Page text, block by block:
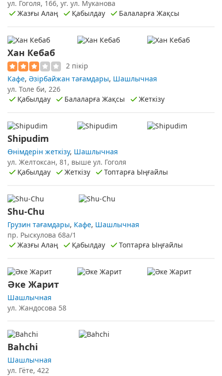
ул. Гоголя, 166, уг. ул. Муканова
Жазғы Алаң
Қабылдау Балаларға Жақсы
Хан Кебаб
2 пікір
Кафе, Әзірбайжан тағамдары, Шашлычная
ул. Толе би, 226
Қабылдау
Балаларға Жақсы Жеткізу
Shipudim
Өнімдерін жеткізу, Шашлычная
ул. Желтоксан, 81, выше ул. Гоголя
Қабылдау
Жеткізу Топтарға Ыңғайлы
Shu-Chu
Грузин тағамдары, Кафе, Шашлычная
пр. Рыскулова 68а/1
Жазғы Алаң
Қабылдау Топтарға Ыңғайлы
Әке Жарит
Шашлычная
ул. Жандосова 58
Bahchi
Шашлычная
ул. Гёте, 422